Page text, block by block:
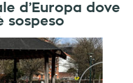
d’Europa dove
sospeso